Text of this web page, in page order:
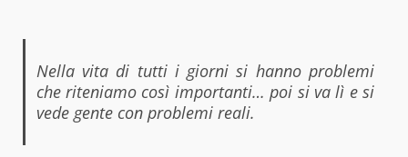
Nella vita di tutti i giorni si hanno problemi
che riteniamo così importanti… poi si va lì e si
vede gente con problemi reali.